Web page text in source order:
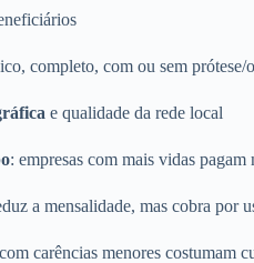
completo, com ou sem prótese/
e qualidade da rede local
: empresas com mais vidas pagam
a mensalidade, mas cobra por
carências menores costumam